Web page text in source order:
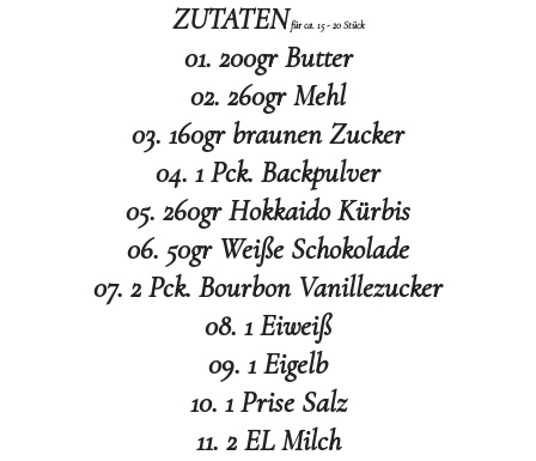
ZUTATEN für ca. 15 - 20 Stück
01. 200gr Butter
02. 260gr Mehl
03. 160gr braunen Zucker
04. 1 Pck. Backpulver
05. 260gr Hokkaido Kürbis
06. 50gr Weiße Schokolade
07. 2 Pck. Bourbon Vanillezucker
08. 1 Eiweiß
09. 1 Eigelb
10. 1 Prise Salz
11. 2 EL Milch